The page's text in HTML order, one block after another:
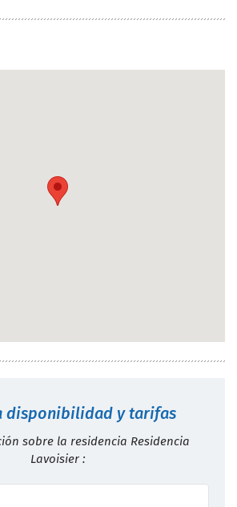
disponibilidad y tarifas
sobre la residencia Residencia
Lavoisier :